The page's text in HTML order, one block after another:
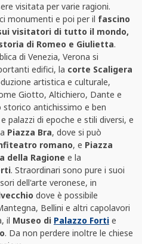
visitata per varie ragioni.
monumenti e poi per il fascino
visitatori di tutto il mondo,
di Romeo e Giulietta.
di Venezia, Verona si
edifici, la corte Scaligera
artistica e culturale,
Giotto, Altichiero, Dante e
antichissimo e ben
palazzi di epoche e stili diversi, e
Piazza Bra, dove si può
romano, e Piazza
della Ragione e la
. Straordinari sono pure i suoi
dell'arte veronese, in
dove è possibile
Bellini e altri capolavori
il Museo di Palazzo Forti e
. Da non perdere inoltre le chiese